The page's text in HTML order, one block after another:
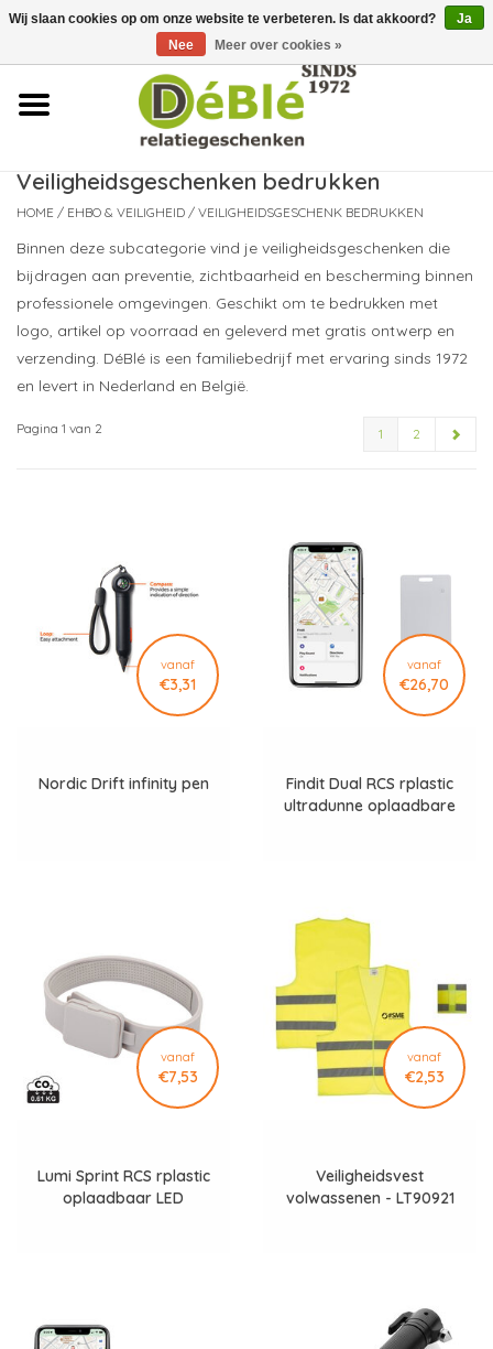
Over ons
Contact
Nieuws
Leveringsvoorwaarden
Veiligheidsgeschenken bedrukken
HOME / EHBO & VEILIGHEID / VEILIGHEIDSGESCHENK BEDRUKKEN
Binnen deze subcategorie vind je veiligheidsgeschenken die
bijdragen aan preventie, zichtbaarheid en bescherming binnen
professionele omgevingen. Geschikt om te bedrukken met
logo, artikel op voorraad en geleverd met gratis ontwerp en
verzending. DéBlé is een familiebedrijf met ervaring sinds 1972
en levert in Nederland en België.
Pagina 1 van 2 1 2
vanaf
€3,31
Nordic Drift infinity pen
vanaf
€26,70
Findit Dual RCS rplastic
ultradunne oplaadbare
vanaf
€7,53
Lumi Sprint RCS rplastic
oplaadbaar LED
vanaf
€2,53
Veiligheidsvest
volwassenen - LT90921
Wij slaan cookies op om onze website te verbeteren. Is dat akkoord?
Ja
Nee
Meer over cookies »